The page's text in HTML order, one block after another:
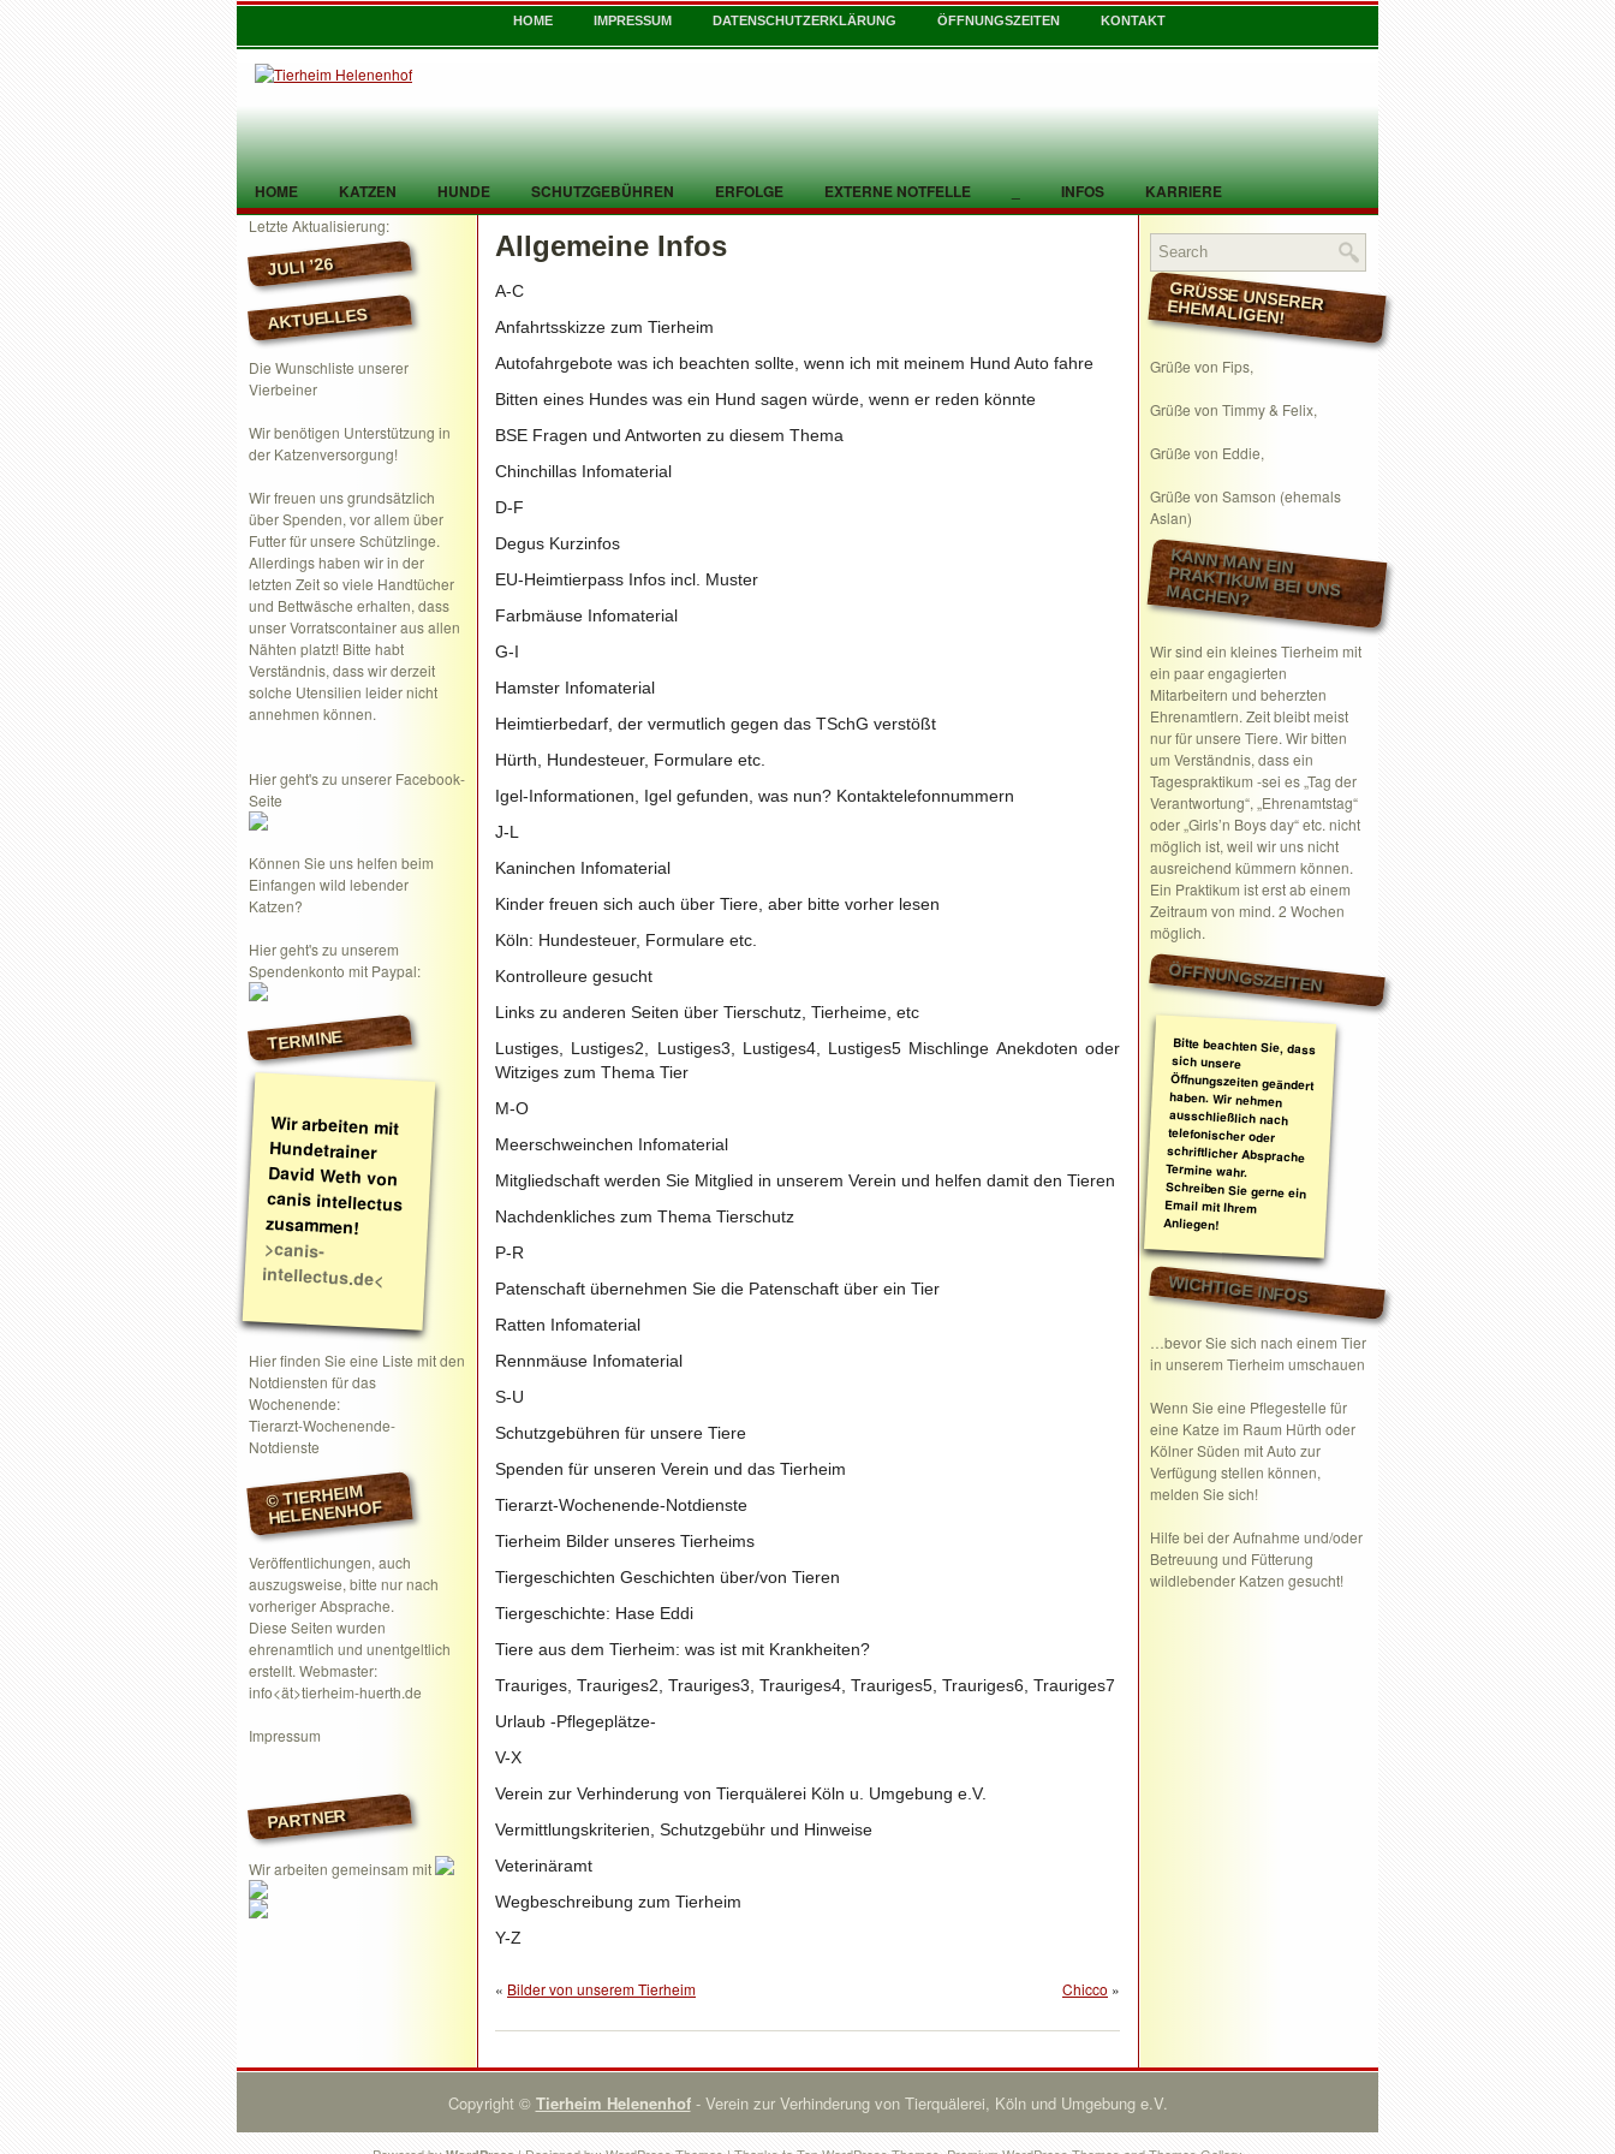
HOME IMPRESSUM DATENSCHUTZERKLÄRUNG ÖFFNUNGSZEITEN KONTAKT
HOME KATZEN HUNDE SCHUTZGEBÜHREN ERFOLGE EXTERNE NOTFELLE _ INFOS KARRIERE
TIER GEFUNDEN KONTAKT
Letzte Aktualisierung:
JULI ’26
AKTUELLES
Die Wunschliste unserer
Vierbeiner
Wir benötigen Unterstützung in
der Katzenversorgung!
Wir freuen uns grundsätzlich
über Spenden, vor allem über
Futter für unsere Schützlinge.
Allerdings haben wir in der
letzten Zeit so viele Handtücher
und Bettwäsche erhalten, dass
unser Vorratscontainer aus allen
Nähten platzt! Bitte habt
Verständnis, dass wir derzeit
solche Utensilien leider nicht
annehmen können.
Hier geht's zu unserer Facebook-
Seite
Können Sie uns helfen beim
Einfangen wild lebender
Katzen?
Hier geht's zu unserem
Spendenkonto mit Paypal:
TERMINE
Wir arbeiten mit
Hundetrainer
David Weth von
canis intellectus
zusammen!
>canis-
intellectus.de<
Hier finden Sie eine Liste mit den
Notdiensten für das
Wochenende:
Tierarzt-Wochenende-
Notdienste
© TIERHEIM
HELENENHOF
Veröffentlichungen, auch
auszugsweise, bitte nur nach
vorheriger Absprache.
Diese Seiten wurden
ehrenamtlich und unentgeltlich
erstellt. Webmaster:
info<ät>tierheim-huerth.de
Impressum
PARTNER
Wir arbeiten gemeinsam mit
Allgemeine Infos
A-C
Anfahrtsskizze zum Tierheim
Autofahrgebote was ich beachten sollte, wenn ich mit meinem Hund Auto fahre
Bitten eines Hundes was ein Hund sagen würde, wenn er reden könnte
BSE Fragen und Antworten zu diesem Thema
Chinchillas Infomaterial
D-F
Degus Kurzinfos
EU-Heimtierpass Infos incl. Muster
Farbmäuse Infomaterial
G-I
Hamster Infomaterial
Heimtierbedarf, der vermutlich gegen das TSchG verstößt
Hürth, Hundesteuer, Formulare etc.
Igel-Informationen, Igel gefunden, was nun? Kontaktelefonnummern
J-L
Kaninchen Infomaterial
Kinder freuen sich auch über Tiere, aber bitte vorher lesen
Köln: Hundesteuer, Formulare etc.
Kontrolleure gesucht
Links zu anderen Seiten über Tierschutz, Tierheime, etc
Lustiges, Lustiges2, Lustiges3, Lustiges4, Lustiges5 Mischlinge Anekdoten oder
Witziges zum Thema Tier
M-O
Meerschweinchen Infomaterial
Mitgliedschaft werden Sie Mitglied in unserem Verein und helfen damit den Tieren
Nachdenkliches zum Thema Tierschutz
P-R
Patenschaft übernehmen Sie die Patenschaft über ein Tier
Ratten Infomaterial
Rennmäuse Infomaterial
S-U
Schutzgebühren für unsere Tiere
Spenden für unseren Verein und das Tierheim
Tierarzt-Wochenende-Notdienste
Tierheim Bilder unseres Tierheims
Tiergeschichten Geschichten über/von Tieren
Tiergeschichte: Hase Eddi
Tiere aus dem Tierheim: was ist mit Krankheiten?
Trauriges, Trauriges2, Trauriges3, Trauriges4, Trauriges5, Trauriges6, Trauriges7
Urlaub -Pflegeplätze-
V-X
Verein zur Verhinderung von Tierquälerei Köln u. Umgebung e.V.
Vermittlungskriterien, Schutzgebühr und Hinweise
Veterinäramt
Wegbeschreibung zum Tierheim
Y-Z
« Bilder von unserem Tierheim Chicco »
GRÜSSE UNSERER EHEMALIGEN!
Grüße von Fips,
Grüße von Timmy & Felix,
Grüße von Eddie,
Grüße von Samson (ehemals
Aslan)
KANN MAN EIN
PRAKTIKUM BEI UNS MACHEN?
Wir sind ein kleines Tierheim mit
ein paar engagierten
Mitarbeitern und beherzten
Ehrenamtlern. Zeit bleibt meist
nur für unsere Tiere. Wir bitten
um Verständnis, dass ein
Tagespraktikum -sei es „Tag der
Verantwortung“, „Ehrenamtstag“
oder „Girls’n Boys day“ etc. nicht
möglich ist, weil wir uns nicht
ausreichend kümmern können.
Ein Praktikum ist erst ab einem
Zeitraum von mind. 2 Wochen
möglich.
ÖFFNUNGSZEITEN
Bitte beachten Sie, dass
sich unsere
Öffnungszeiten geändert
haben. Wir nehmen
ausschließlich nach
telefonischer oder
schriftlicher Absprache
Termine wahr.
Schreiben Sie gerne ein
Email mit Ihrem
Anliegen!
WICHTIGE INFOS
…bevor Sie sich nach einem Tier
in unserem Tierheim umschauen
Wenn Sie eine Pflegestelle für
eine Katze im Raum Hürth oder
Kölner Süden mit Auto zur
Verfügung stellen können,
melden Sie sich!
Hilfe bei der Aufnahme und/oder
Betreuung und Fütterung
wildlebender Katzen gesucht!
Copyright © Tierheim Helenenhof- Verein zur Verhinderung von Tierquälerei, Köln und Umgebung e.V.